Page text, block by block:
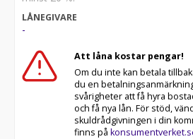
LÅNEGIVARE
-
Att låna kostar pengar!
Om du inte kan betala
du en
svårigheter att få hyra
och få nya lån. För stöd,
skuldrådgivningen i din
finns på